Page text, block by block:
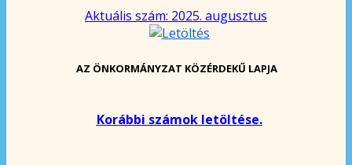
Aktuális szám: 2025. augusztus
AZ ÖNKORMÁNYZAT KÖZÉRDEKŰ LAPJA
Korábbi számok letöltése.